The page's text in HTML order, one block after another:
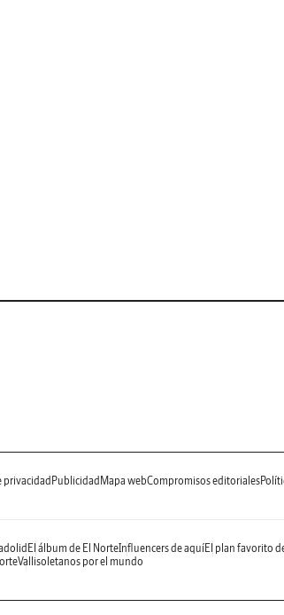
privacidad Publicidad Mapa webCompromisos editoriales
El álbum de El NorteInfluencers de aquíEl plan favorito
Vallisoletanos por el mundo